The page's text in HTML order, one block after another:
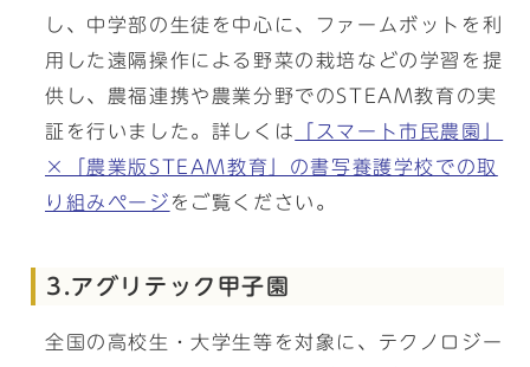
し、中学部の生徒を中心に、ファームボットを利
用した遠隔操作による野菜の栽培などの学習を提
供し、農福連携や農業分野でのSTEAM教育の実
証を行いました。詳しくは
「スマート市民農園」
×「農業版STEAM教育」の書写養護学校での取
り組みページ をご覧ください。
3.アグリテック甲子園
全国の高校生・大学生等を対象に、テクノロジー